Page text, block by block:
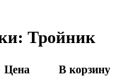
Тройник
Цена
В корзину